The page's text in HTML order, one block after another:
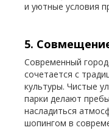
и уютные условия
5.
Современный
сочетается с
культуры. Чистые
парки делают
насладиться
шопингом в